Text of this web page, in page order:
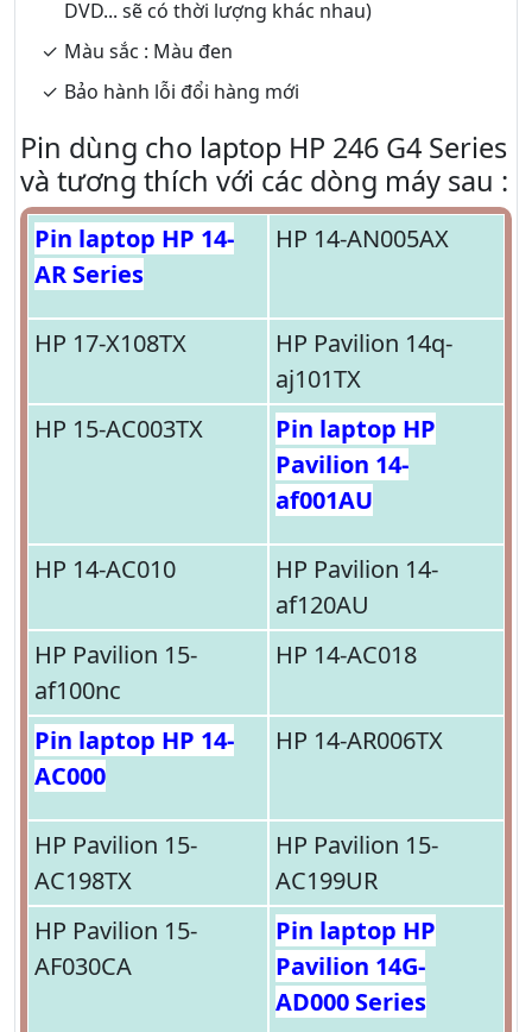
DVD... sẽ có thời lượng khác nhau)
Màu sắc : Màu đen
Bảo hành lỗi đổi hàng mới
Pin dùng cho laptop HP 246 G4 Series
và tương thích với các dòng máy sau :
Pin laptop HP 14-
AR Series
HP 14-AN005AX
HP 17-X108TX
HP Pavilion 14q-
aj101TX
HP 15-AC003TX
Pin laptop HP
Pavilion 14-
af001AU
HP 14-AC010
HP Pavilion 14-
af120AU
HP Pavilion 15-
af100nc
HP 14-AC018
Pin laptop HP 14-
AC000
HP 14-AR006TX
HP Pavilion 15-
AC198TX
HP Pavilion 15-
AC199UR
HP Pavilion 15-
AF030CA
Pin laptop HP
Pavilion 14G-
AD000 Series